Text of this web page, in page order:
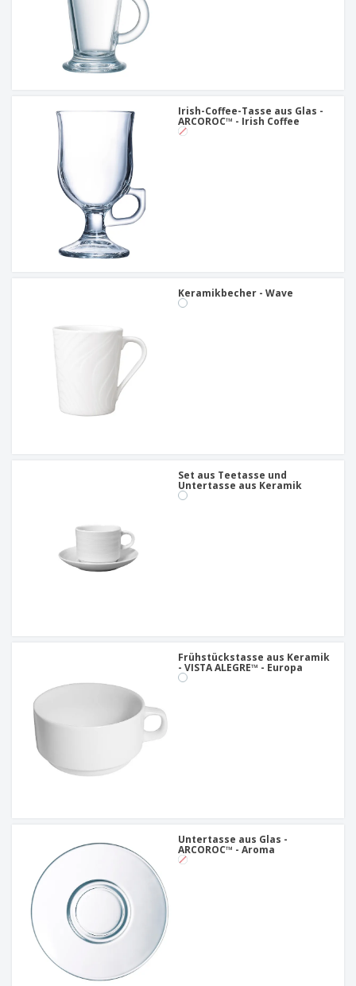
Irish-Coffee-Tasse aus Glas -
ARCOROC™ - Irish Coffee
Keramikbecher - Wave
Set aus Teetasse und
Untertasse aus Keramik
Frühstückstasse aus Keramik
- VISTA ALEGRE™ - Europa
Untertasse aus Glas -
ARCOROC™ - Aroma